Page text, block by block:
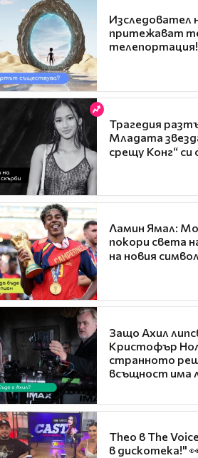
притежават
Трагедия
Младата
срещу Конг“
Ламин Ямал:
покори света
на новия
Защо Ахил
Кристофър
странното
всъщност има
Theo в The
в дискотека!"